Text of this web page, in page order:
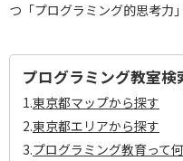
つ「プログラミング的思考力
プログラミング教室検
1.東京都マップから探す
2.東京都エリアから探す
3.プログラミング教育って